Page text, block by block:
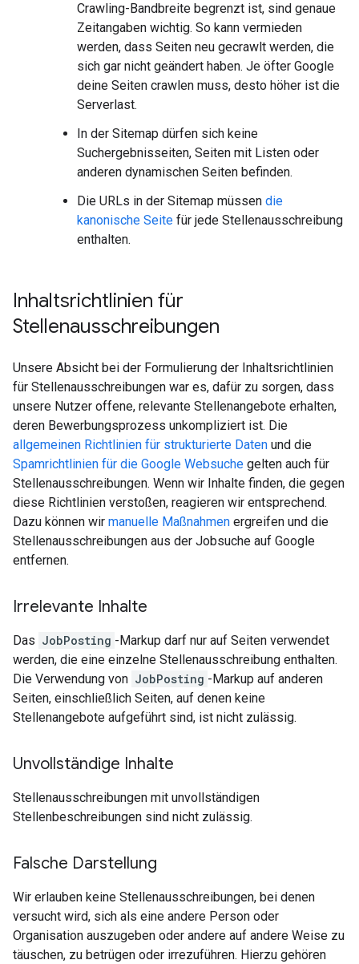
Crawling-Bandbreite begrenzt ist, sind genaue
Zeitangaben wichtig. So kann vermieden
werden, dass Seiten neu gecrawlt werden, die
sich gar nicht geändert haben. Je öfter Google
deine Seiten crawlen muss, desto höher ist die
Serverlast.
In der Sitemap dürfen sich keine
Suchergebnisseiten, Seiten mit Listen oder
anderen dynamischen Seiten befinden.
Die URLs in der Sitemap müssen die
kanonische Seite für jede Stellenausschreibung
enthalten.
Inhaltsrichtlinien für
Stellenausschreibungen
Unsere Absicht bei der Formulierung der Inhaltsrichtlinien
für Stellenausschreibungen war es, dafür zu sorgen, dass
unsere Nutzer offene, relevante Stellenangebote erhalten,
deren Bewerbungsprozess unkompliziert ist. Die
allgemeinen Richtlinien für strukturierte Daten und die
Spamrichtlinien für die Google Websuche gelten auch für
Stellenausschreibungen. Wenn wir Inhalte finden, die gegen
diese Richtlinien verstoßen, reagieren wir entsprechend.
Dazu können wir manuelle Maßnahmen ergreifen und die
Stellenausschreibungen aus der Jobsuche auf Google
entfernen.
Irrelevante Inhalte
Das JobPosting -Markup darf nur auf Seiten verwendet
werden, die eine einzelne Stellenausschreibung enthalten.
Die Verwendung von JobPosting -Markup auf anderen
Seiten, einschließlich Seiten, auf denen keine
Stellenangebote aufgeführt sind, ist nicht zulässig.
Unvollständige Inhalte
Stellenausschreibungen mit unvollständigen
Stellenbeschreibungen sind nicht zulässig.
Falsche Darstellung
Wir erlauben keine Stellenausschreibungen, bei denen
versucht wird, sich als eine andere Person oder
Organisation auszugeben oder andere auf andere Weise zu
täuschen, zu betrügen oder irrezuführen. Hierzu gehören